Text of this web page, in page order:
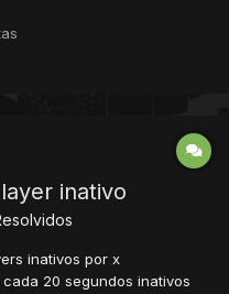
inativo
inativos por x
20 segundos inativos